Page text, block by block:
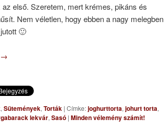
az első. Szeretem, mert krémes, pikáns és
Nem véletlen, hogy ebben a nagy melegben
🙂
→
, Sütemények, Torták | Címke:joghurttorta, johurt torta,
lekvár, Sasó | Minden vélemény számít!